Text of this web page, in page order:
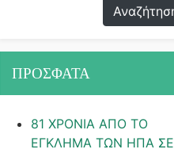
ΠΡΟΣΦΑΤΑ
81 ΧΡΟΝΙΑ ΑΠΟ ΤΟ
ΕΓΚΛΗΜΑ ΤΩΝ ΗΠΑ ΣΕ